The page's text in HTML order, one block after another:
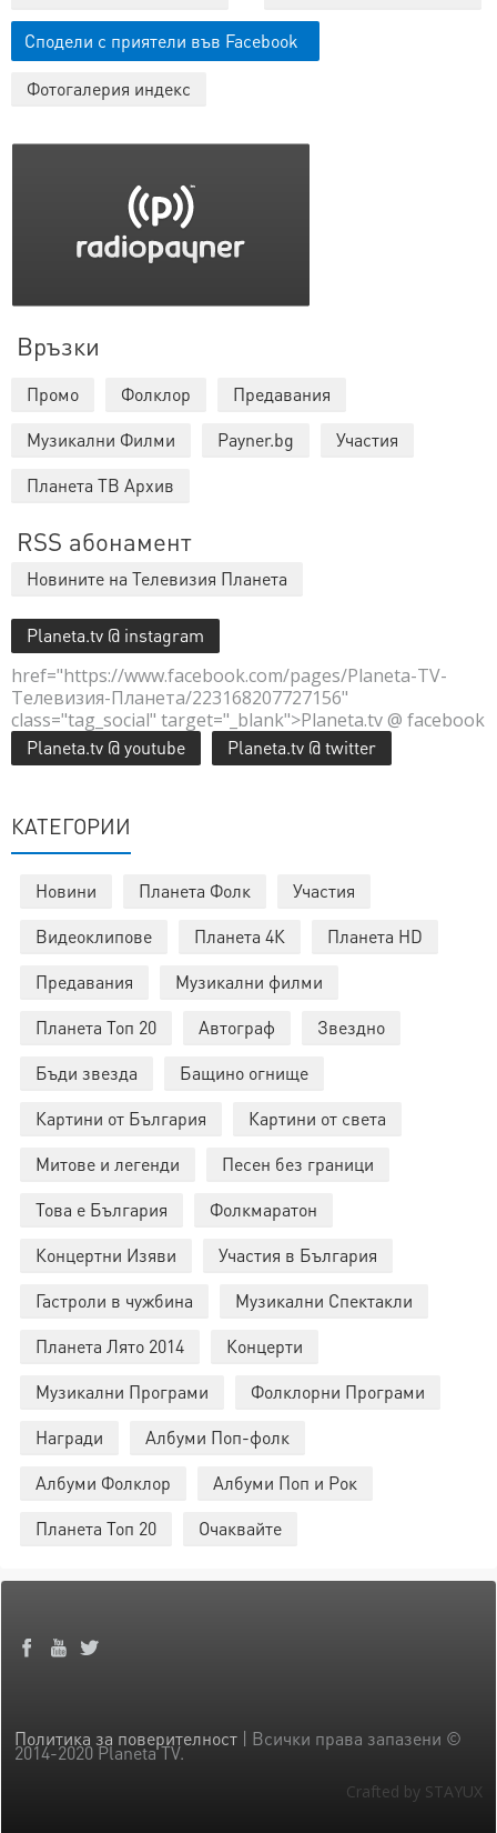
Сподели с приятели във Facebook
Фотогалерия индекс
Връзки
Промо Фолклор
Предавания
Музикални Филми
Payner.bg
Участия
Планета ТВ Архив
RSS абонамент
Новините на Телевизия Планета
Planeta.tv @ instagram
href="https://www.facebook.com/pages/Planeta-TV-
Телевизия-Планета/223168207727156"
class="tag_social" target="_blank">Planeta.tv @ facebook
Planeta.tv @ youtube Planeta.tv @ twitter
КАТЕГОРИИ
Новини Планета Фолк
Участия
Видеоклипове
Планета 4К
Планета HD
Предавания
Музикални филми
Планета Топ 20
Автограф
Звездно
Бъди звезда
Бащино огнище
Картини от България
Картини от света
Митове и легенди
Песен без граници
Това е България
Фолкмаратон
Концертни Изяви
Участия в България
Гастроли в чужбина
Музикални Спектакли
Планета Лято 2014
Концерти
Музикални Програми
Фолклорни Програми
Награди
Албуми Поп-фолк
Албуми Фолклор
Албуми Поп и Рок
Планета Топ 20
Очаквайте
Политика за поверителност | Всички права запазени ©
2014-2020 Planeta TV.
Crafted by STAYUX